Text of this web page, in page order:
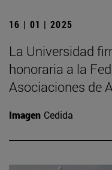
16 | 01 | 2025
La Universidad
honoraria a la
Asociaciones de
Imagen Cedida